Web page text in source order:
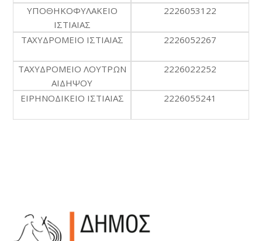
ΥΠΟΘΗΚΟΦΥΛΑΚΕΙΟ
ΙΣΤΙΑΙΑΣ
2226053122
ΤΑΧΥΔΡΟΜΕΙΟ ΙΣΤΙΑΙΑΣ 2226052267
ΤΑΧΥΔΡΟΜΕΙΟ ΛΟΥΤΡΩΝ
ΑΙΔΗΨΟΥ
2226022252
ΕΙΡΗΝΟΔΙΚΕΙΟ ΙΣΤΙΑΙΑΣ 2226055241